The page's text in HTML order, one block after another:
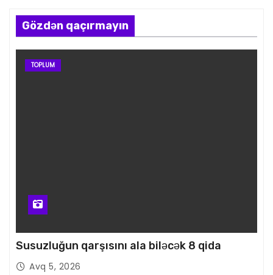
Gözdən qaçırmayın
TOPLUM
Susuzluğun qarşısını ala biləcək 8 qida
Avq 5, 2026